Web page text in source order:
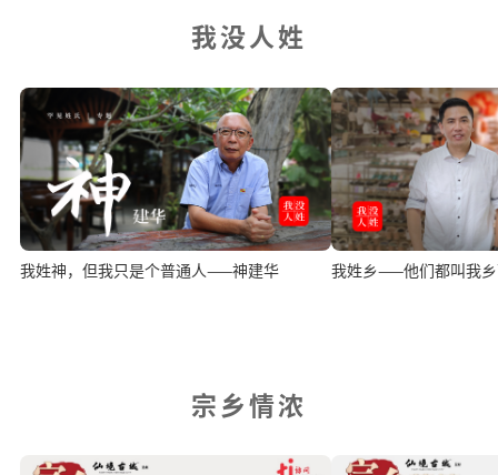
我没人姓
我姓神，但我只是个普通人——神建华 我姓乡——他们都叫我
宗乡情浓